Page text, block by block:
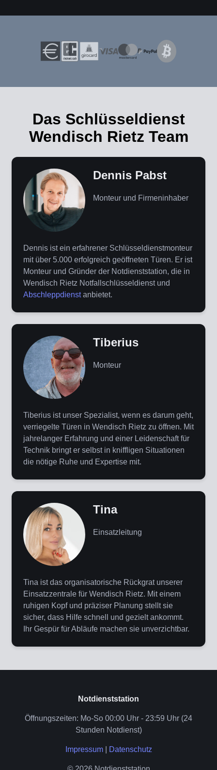
Das Schlüsseldienst
Wendisch Rietz Team
Dennis Pabst
Monteur und Firmeninhaber
Dennis ist ein erfahrener Schlüsseldienstmonteur
mit über 5.000 erfolgreich geöffneten Türen. Er ist
Monteur und Gründer der Notdienststation, die in
Wendisch Rietz Notfallschlüsseldienst und
Abschleppdienstanbietet.
Tiberius
Monteur
Tiberius ist unser Spezialist, wenn es darum geht,
verriegelte Türen in Wendisch Rietz zu öffnen. Mit
jahrelanger Erfahrung und einer Leidenschaft für
Technik bringt er selbst in kniffligen Situationen
die nötige Ruhe und Expertise mit.
Tina
Einsatzleitung
Tina ist das organisatorische Rückgrat unserer
Einsatzzentrale für Wendisch Rietz. Mit einem
ruhigen Kopf und präziser Planung stellt sie
sicher, dass Hilfe schnell und gezielt ankommt.
Ihr Gespür für Abläufe machen sie unverzichtbar.
Notdienststation
Öffnungszeiten: Mo-So 00:00 Uhr - 23:59 Uhr (24
Stunden Notdienst)
Impressum| Datenschutz